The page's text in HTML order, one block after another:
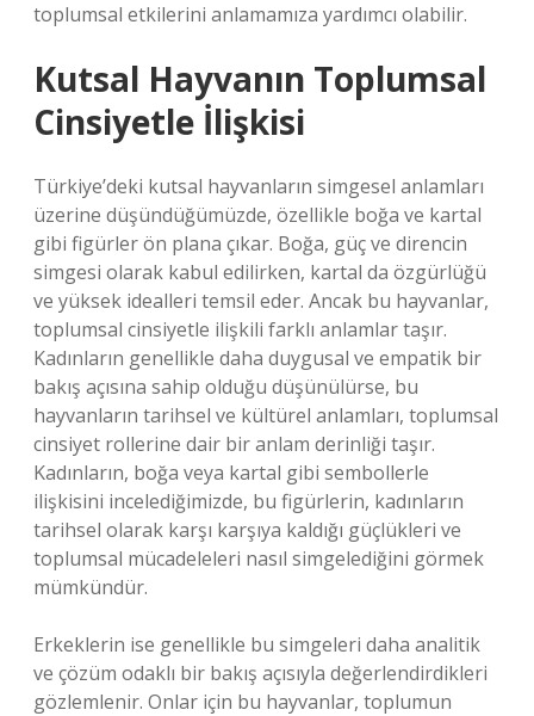
toplumsal etkilerini anlamamıza yardımcı olabilir.
Kutsal Hayvanın Toplumsal
Cinsiyetle İlişkisi
Türkiye’deki kutsal hayvanların simgesel anlamları
üzerine düşündüğümüzde, özellikle boğa ve kartal
gibi figürler ön plana çıkar. Boğa, güç ve direncin
simgesi olarak kabul edilirken, kartal da özgürlüğü
ve yüksek idealleri temsil eder. Ancak bu hayvanlar,
toplumsal cinsiyetle ilişkili farklı anlamlar taşır.
Kadınların genellikle daha duygusal ve empatik bir
bakış açısına sahip olduğu düşünülürse, bu
hayvanların tarihsel ve kültürel anlamları, toplumsal
cinsiyet rollerine dair bir anlam derinliği taşır.
Kadınların, boğa veya kartal gibi sembollerle
ilişkisini incelediğimizde, bu figürlerin, kadınların
tarihsel olarak karşı karşıya kaldığı güçlükleri ve
toplumsal mücadeleleri nasıl simgelediğini görmek
mümkündür.
Erkeklerin ise genellikle bu simgeleri daha analitik
ve çözüm odaklı bir bakış açısıyla değerlendirdikleri
gözlemlenir. Onlar için bu hayvanlar, toplumun